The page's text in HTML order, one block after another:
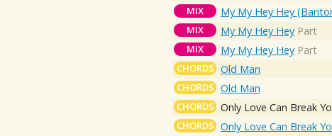
MIX My My Hey Hey
MIX My My Hey Hey Part
MIX My My Hey Hey Part
CHORDS Old Man
CHORDS Old Man
CHORDS Only Love Can Break
CHORDS Only Love Can Break